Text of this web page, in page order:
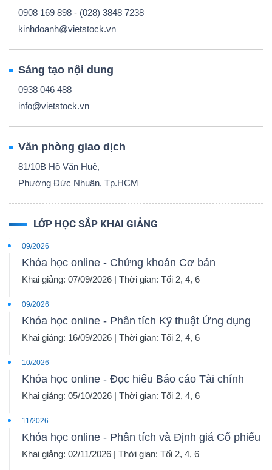
0908 169 898 - (028) 3848 7238
kinhdoanh@vietstock.vn
Sáng tạo nội dung
0938 046 488
info@vietstock.vn
Văn phòng giao dịch
81/10B Hồ Văn Huê,
Phường Đức Nhuận, Tp.HCM
LỚP HỌC SẮP KHAI GIẢNG
09/2026
Khóa học online - Chứng khoán Cơ bản
Khai giảng: 07/09/2026 | Thời gian: Tối 2, 4, 6
09/2026
Khóa học online - Phân tích Kỹ thuật Ứng dụng
Khai giảng: 16/09/2026 | Thời gian: Tối 2, 4, 6
10/2026
Khóa học online - Đọc hiểu Báo cáo Tài chính
Khai giảng: 05/10/2026 | Thời gian: Tối 2, 4, 6
11/2026
Khóa học online - Phân tích và Định giá Cổ phiếu
Khai giảng: 02/11/2026 | Thời gian: Tối 2, 4, 6